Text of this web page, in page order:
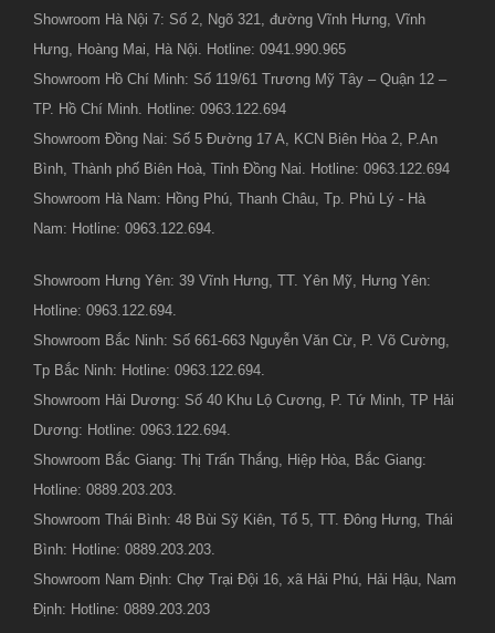
Showroom Hà Nội 7: Số 2, Ngõ 321, đường Vĩnh Hưng, Vĩnh
Hưng, Hoàng Mai, Hà Nội. Hotline: 0941.990.965
Showroom Hồ Chí Minh: Số 119/61 Trương Mỹ Tây – Quận 12 –
TP. Hồ Chí Minh. Hotline: 0963.122.694
Showroom Đồng Nai: Số 5 Đường 17 A, KCN Biên Hòa 2, P.An
Bình, Thành phố Biên Hoà, Tỉnh Đồng Nai. Hotline: 0963.122.694
Showroom Hà Nam: Hồng Phú, Thanh Châu, Tp. Phủ Lý - Hà
Nam: Hotline: 0963.122.694.
Showroom Hưng Yên: 39 Vĩnh Hưng, TT. Yên Mỹ, Hưng Yên:
Hotline: 0963.122.694.
Showroom Bắc Ninh: Số 661-663 Nguyễn Văn Cừ, P. Võ Cường,
Tp Bắc Ninh: Hotline: 0963.122.694.
Showroom Hải Dương: Số 40 Khu Lộ Cương, P. Tứ Minh, TP Hải
Dương: Hotline: 0963.122.694.
Showroom Bắc Giang: Thị Trấn Thắng, Hiệp Hòa, Bắc Giang:
Hotline: 0889.203.203.
Showroom Thái Bình: 48 Bùi Sỹ Kiên, Tổ 5, TT. Đông Hưng, Thái
Bình: Hotline: 0889.203.203.
Showroom Nam Định: Chợ Trại Đội 16, xã Hải Phú, Hải Hậu, Nam
Định: Hotline: 0889.203.203